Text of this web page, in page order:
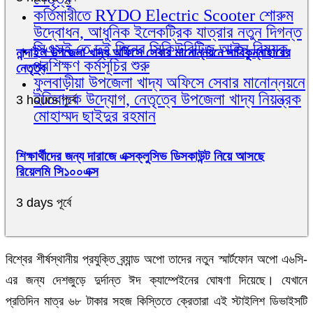
কর্তিমারীতে RYDO Electric Scooter শোরুম
উদ্বোধন, আধুনিক ইলেকট্রিক যাত্রার নতুন দিগন্ত
সিএসই তে দুই দিনের সিকিউরিটিজ আইন বিষয়ক
প্রশিক্ষণ কর্মসূচির শুরু
ফুলবাড়ীয়া উপজেলা খাদ্য অফিসে সেবার মানোন্নয়নে
ইতিবাচক উদ্যোগ, নেতৃত্বে উপজেলা খাদ্য নিয়ন্ত্রক
মোহাম্মদ ছাইদুর রহমান
নান্দাইল উপজেলা খাদ্য অফিসে সেবার মানোন্নয়নে সাবিকুন্নাহারের
নেতৃত্ব
3 hours পূর্বে
শিক্ষার্থীদের জন্য দারাজে এক্সক্লুসিভ ডিসকাউন্ট নিয়ে আসছে
রিয়েলমি সি১০০এক্স
3 days পূর্বে
বিশ্বের শীর্ষস্থানীয় প্রযুক্তি ব্র্যান্ড অপো তাদের নতুন স্মার্টফোন অপো এ৬সি-
এর জন্য দেশজুড়ে দুর্দান্ত ঈদ ক্যাম্পেইনের ঘোষণা দিয়েছে। যেখানে
প্রতিদিন মাত্র ৬৮ টাকার সহজ কিস্তিতে ক্রেতারা এই স্টাইলিশ ডিভাইসটি